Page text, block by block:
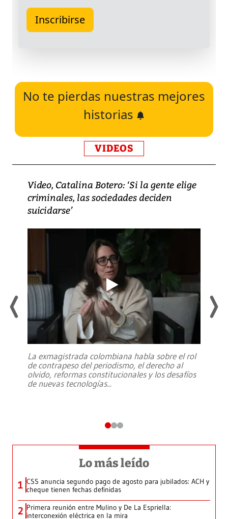
No te pierdas nuestras mejores
historias
VIDEOS
Video, Catalina Botero: ‘Si la gente elige
criminales, las sociedades deciden
suicidarse’
La exmagistrada colombiana habla sobre el rol
de contrapeso del periodismo, el derecho al
olvido, reformas constitucionales y los desafíos
de nuevas tecnologías...
Lo más leído
1 CSS anuncia segundo pago de agosto para jubilados: ACH y
cheque tienen fechas definidas
2 Primera reunión entre Mulino y De La Espriella:
interconexión eléctrica en la mira